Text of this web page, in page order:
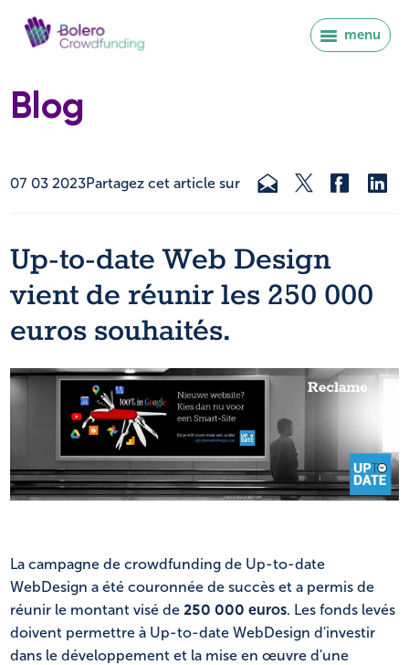
menu
Se connecter
NL FR
Blog
07 03 2023Partagez cet article sur
Up-to-date Web Design
vient de réunir les 250 000
euros souhaités.
La campagne de crowdfunding de Up-to-date
WebDesign a été couronnée de succès et a permis de
réunir le montant visé de 250 000 euros. Les fonds levés
doivent permettre à Up-to-date WebDesign d'investir
dans le développement et la mise en œuvre d'une